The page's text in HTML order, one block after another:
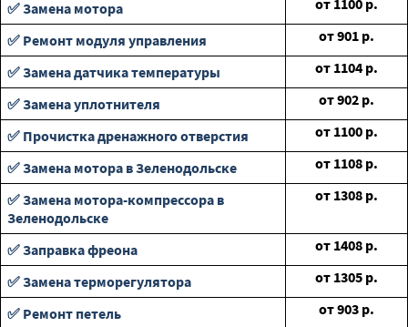
✅ Замена мотора
от 1100 р.
✅ Ремонт модуля управления
от901 р.
✅ Замена датчика температуры
от 1104 р.
✅ Замена уплотнителя
от902 р.
✅ Прочистка дренажного отверстия
от 1100 р.
✅ Замена мотора в Зеленодольске
от 1108 р.
✅ Замена мотора-компрессора в
Зеленодольске
от 1308 р.
✅ Заправка фреона от 1408 р.
✅ Замена терморегулятора
от 1305 р.
✅ Ремонт петель
от903 р.